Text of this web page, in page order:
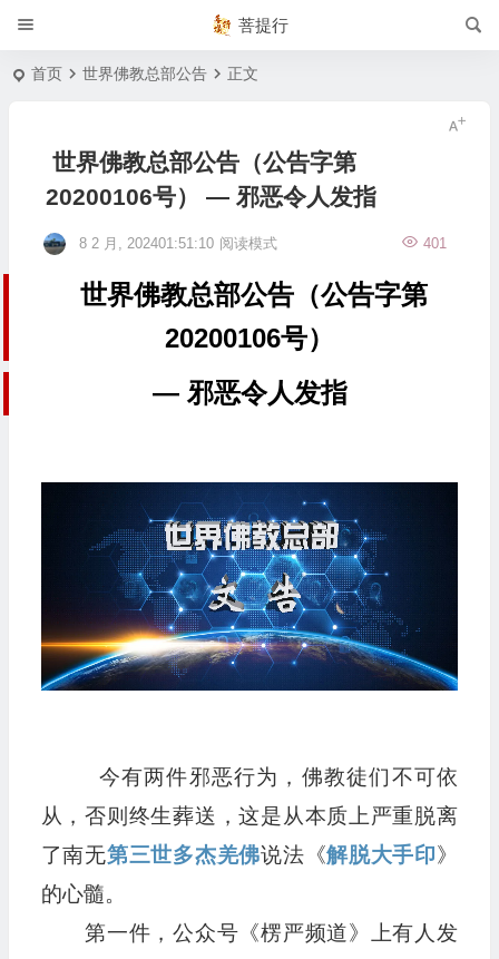
菩提行
首页 世界佛教总部公告 正文
世界佛教总部公告（公告字第
20200106号） — 邪恶令人发指
8 2 月, 202401:51:10 401
阅读模式
世界佛教总部公告（公告字第
20200106号）
— 邪恶令人发指
今有两件邪恶行为，佛教徒们不可依
从，否则终生葬送，这是从本质上严重脱离
了南无第三世多杰羌佛说法《解脱大手印》
的心髓。
第一件，公众号《楞严频道》上有人发